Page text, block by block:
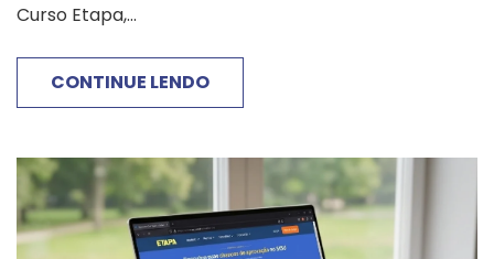
Curso Etapa,...
CONTINUE LENDO